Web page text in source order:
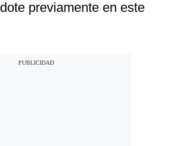
previamente en este